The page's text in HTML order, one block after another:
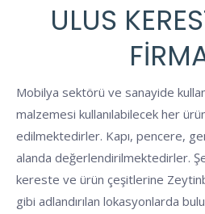
ULUS
Mobilya sektörü ve sanayide
malzemesi kullanılabilecek her
edilmektedirler. Kapı, pencere,
alanda değerlendirilmektedirler.
kereste ve ürün çeşitlerine
gibi adlandırılan lokasyonlarda